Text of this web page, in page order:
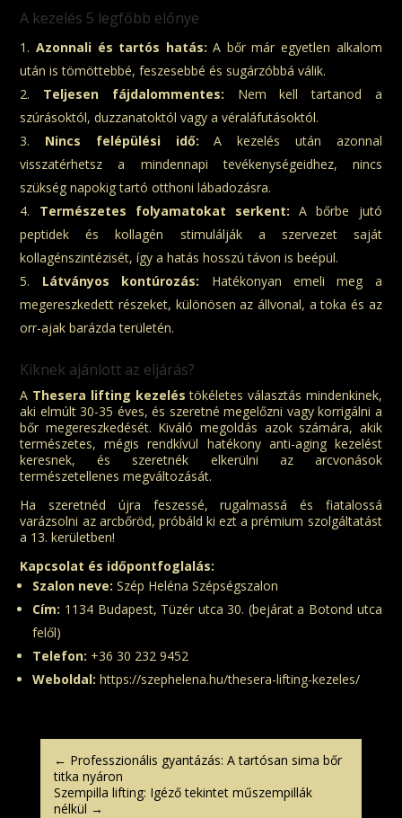
A kezelés 5 legfőbb előnye
Azonnali és tartós hatás: A bőr már egyetlen alkalom
után is tömöttebbé, feszesebbé és sugárzóbbá válik.
Teljesen fájdalommentes: Nem kell tartanod a
szúrásoktól, duzzanatoktól vagy a véraláfutásoktól.
Nincs felépülési idő: A kezelés után azonnal
visszatérhetsz a mindennapi tevékenységeidhez, nincs
szükség napokig tartó otthoni lábadozásra.
Természetes folyamatokat serkent: A bőrbe jutó
peptidek és kollagén stimulálják a szervezet saját
kollagénszintézisét, így a hatás hosszú távon is beépül.
Látványos kontúrozás: Hatékonyan emeli meg a
megereszkedett részeket, különösen az állvonal, a toka és az
orr-ajak barázda területén.
Kiknek ajánlott az eljárás?
A Thesera lifting kezelés tökéletes választás mindenkinek,
aki elmúlt 30-35 éves, és szeretné megelőzni vagy korrigálni a
bőr megereszkedését. Kiváló megoldás azok számára, akik
természetes, mégis rendkívül hatékony anti-aging kezelést
keresnek, és szeretnék elkerülni az arcvonások
természetellenes megváltozását.
Ha szeretnéd újra feszessé, rugalmassá és fiatalossá
varázsolni az arcbőröd, próbáld ki ezt a prémium szolgáltatást
a 13. kerületben!
Kapcsolat és időpontfoglalás:
Szalon neve: Szép Heléna Szépségszalon
Cím: 1134 Budapest, Tüzér utca 30. (bejárat a Botond utca
felől)
Telefon: +36 30 232 9452
Weboldal: https://szephelena.hu/thesera-lifting-kezeles/
← Professzionális gyantázás: A tartósan sima bőr
titka nyáron
Szempilla lifting: Igéző tekintet műszempillák
nélkül →